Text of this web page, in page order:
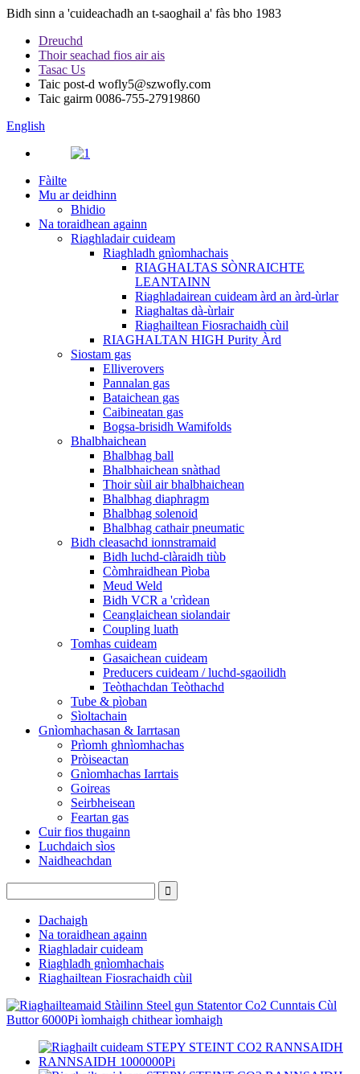
Bidh sinn a 'cuideachadh an t-saoghail a' fàs bho 1983
Dreuchd
Thoir seachad fios air ais
Tasac Us
Taic post-d wofly5@szwofly.com
Taic gairm 0086-755-27919860
English
Fàilte
Mu ar deidhinn
Bhidio
Na toraidhean againn
Riaghladair cuideam
Riaghladh gnìomhachais
RIAGHALTAS SÒNRAICHTE
LEANTAINN
Riaghladairean cuideam àrd an àrd-ùrlar
Riaghaltas dà-ùrlair
Riaghailtean Fiosrachaidh cùil
RIAGHALTAN HIGH Purity Àrd
Siostam gas
Elliverovers
Pannalan gas
Bataichean gas
Caibineatan gas
Bogsa-brisidh Wamifolds
Bhalbhaichean
Bhalbhag ball
Bhalbhaichean snàthad
Thoir sùil air bhalbhaichean
Bhalbhag diaphragm
Bhalbhag solenoid
Bhalbhag cathair pneumatic
Bidh cleasachd ionnstramaid
Bidh luchd-clàraidh tiùb
Còmhraidhean Pìoba
Meud Weld
Bidh VCR a 'crìdean
Ceanglaichean siolandair
Coupling luath
Tomhas cuideam
Gasaichean cuideam
Preducers cuideam / luchd-sgaoilidh
Teòthachdan Teòthachd
Tube & pìoban
Sìoltachain
Gnìomhachasan & Iarrtasan
Prìomh ghnìomhachas
Pròiseactan
Gnìomhachas Iarrtais
Goireas
Seirbheisean
Feartan gas
Cuir fios thugainn
Luchdaich sìos
Naidheachdan
Dachaigh
Na toraidhean againn
Riaghladair cuideam
Riaghladh gnìomhachais
Riaghailtean Fiosrachaidh cùil